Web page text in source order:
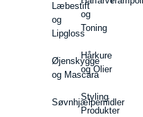
Læbestift
og
Lipgloss
Øjenskygge
og Mascara
Søvnhjælpemidler
og
Toning
Hårkure
og Olier
Styling
Produkter